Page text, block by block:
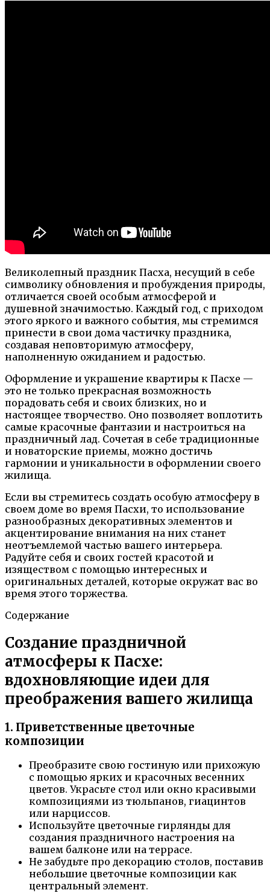
Великолепный праздник Пасха, несущий в себе
символику обновления и пробуждения природы,
отличается своей особым атмосферой и
душевной значимостью. Каждый год, с приходом
этого яркого и важного события, мы стремимся
принести в свои дома частичку праздника,
создавая неповторимую атмосферу,
наполненную ожиданием и радостью.
Оформление и украшение квартиры к Пасхе —
это не только прекрасная возможность
порадовать себя и своих близких, но и
настоящее творчество. Оно позволяет воплотить
самые красочные фантазии и настроиться на
праздничный лад. Сочетая в себе традиционные
и новаторские приемы, можно достичь
гармонии и уникальности в оформлении своего
жилища.
Если вы стремитесь создать особую атмосферу в
своем доме во время Пасхи, то использование
разнообразных декоративных элементов и
акцентирование внимания на них станет
неотъемлемой частью вашего интерьера.
Радуйте себя и своих гостей красотой и
изяществом с помощью интересных и
оригинальных деталей, которые окружат вас во
время этого торжества.
Содержание
Создание праздничной
атмосферы к Пасхе:
вдохновляющие идеи для
преображения вашего жилища
1. Приветственные цветочные
композиции
Преобразите свою гостиную или прихожую
с помощью ярких и красочных весенних
цветов. Украсьте стол или окно красивыми
композициями из тюльпанов, гиацинтов
или нарциссов.
Используйте цветочные гирлянды для
создания праздничного настроения на
вашем балконе или на террасе.
Не забудьте про декорацию столов, поставив
небольшие цветочные композиции как
центральный элемент.